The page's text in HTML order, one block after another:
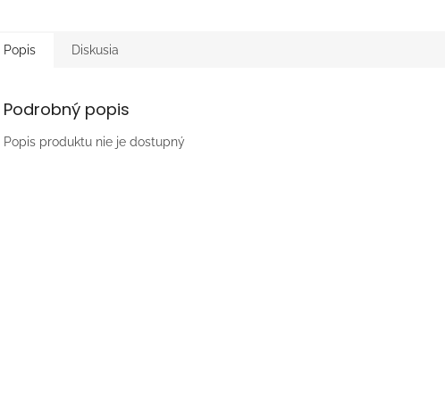
Popis Diskusia
Podrobný popis
Popis produktu nie je dostupný